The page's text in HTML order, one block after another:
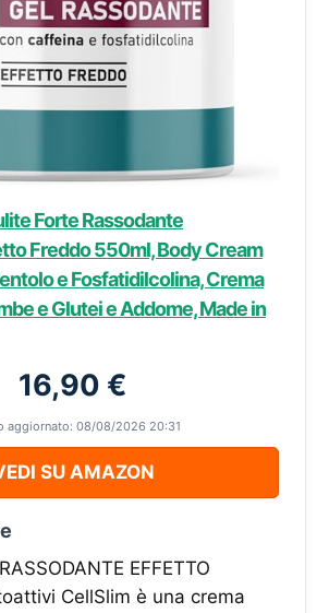
Forte Rassodante
Freddo 550ml, Body Cream
e Fosfatidilcolina, Crema
e Glutei e Addome, Made in
16,90 €
aggiornato: 08/08/2026 20:31
SU AMAZON
EFFETTO
CellSlim è una crema